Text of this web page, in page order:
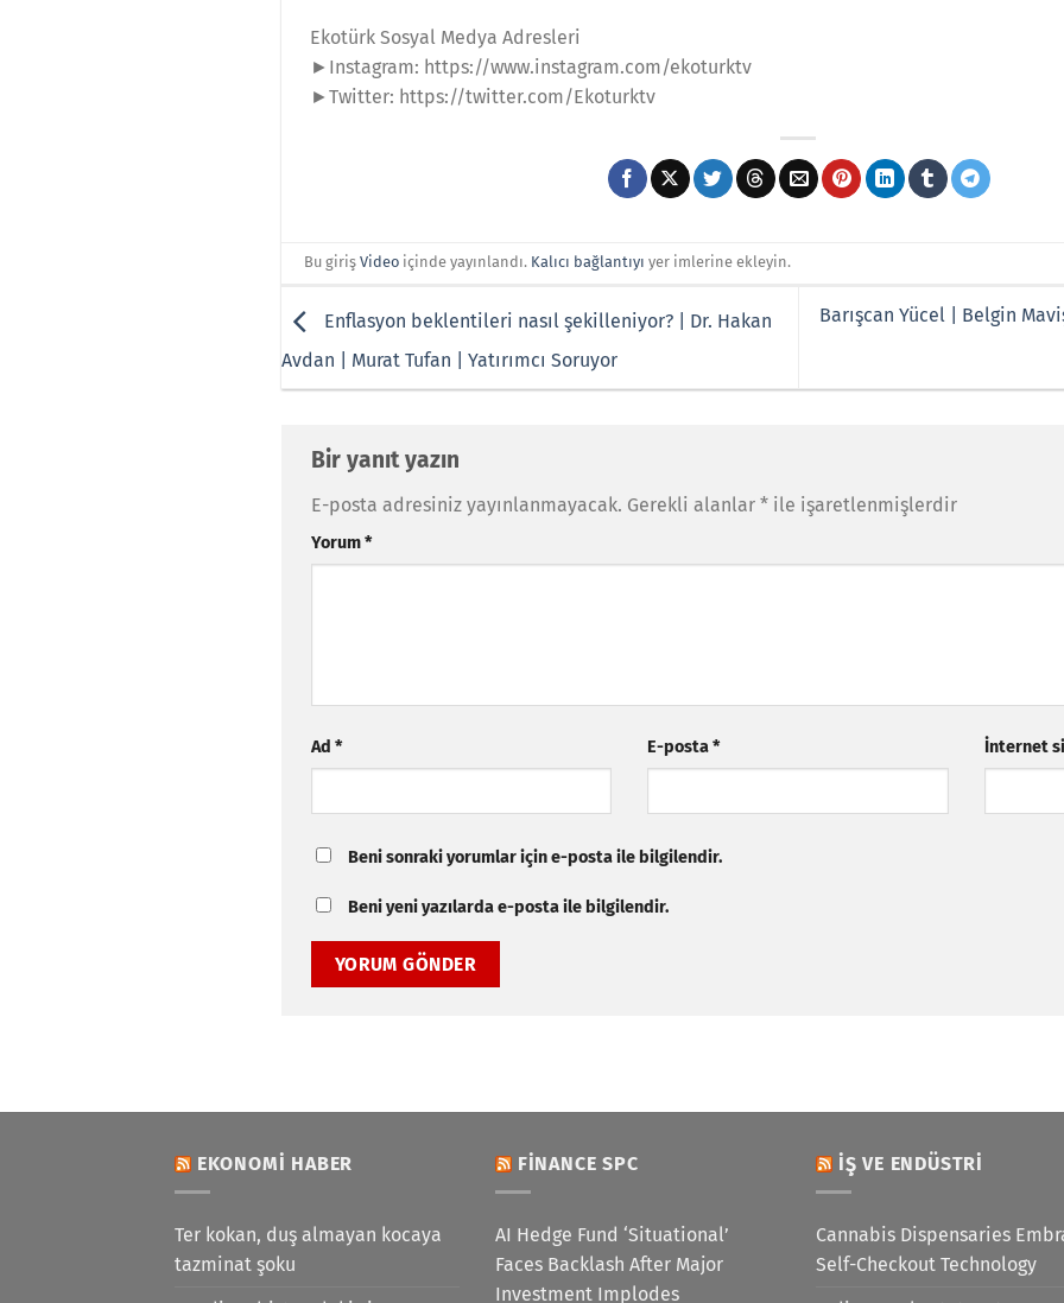
Ekotürk Sosyal Medya Adresleri
►Instagram: https://www.instagram.com/ekoturktv
►Twitter: https://twitter.com/Ekoturktv
Bu girişVideo içinde yayınlandı. Kalıcı bağlantıyı yer imlerine ekleyin.
Enflasyon beklentileri nasıl şekilleniyor? | Dr. Hakan
Avdan | Murat Tufan | Yatırımcı Soruyor
Barışcan Yücel | Belgin
Bir yanıt yazın
E-posta adresiniz yayınlanmayacak. Gerekli alanlar * ile işaretlenmişlerdir
Yorum*
Ad * E-posta* İnternet
Beni sonraki yorumlar için e-posta ile bilgilendir.
Beni yeni yazılarda e-posta ile bilgilendir.
EKONOMI HABER
Ter kokan, duş almayan kocaya
tazminat şoku
FINANCE SPC
AI Hedge Fund ‘Situational’
Faces Backlash After Major
Investment Implodes
İŞ VE ENDÜSTRI
Cannabis Dispensaries
Self-Checkout Technology